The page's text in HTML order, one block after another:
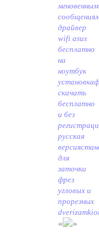
драйвер
wifi asus
бесплатно
на
ноутбук
установка
скачать
бесплатно
и без
русская
версия
для
заточки
фрез
угловых и
прорезных